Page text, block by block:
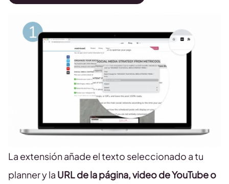
La extensión añade el texto seleccionado a tu
planner y la URL de la página, video de YouTube o